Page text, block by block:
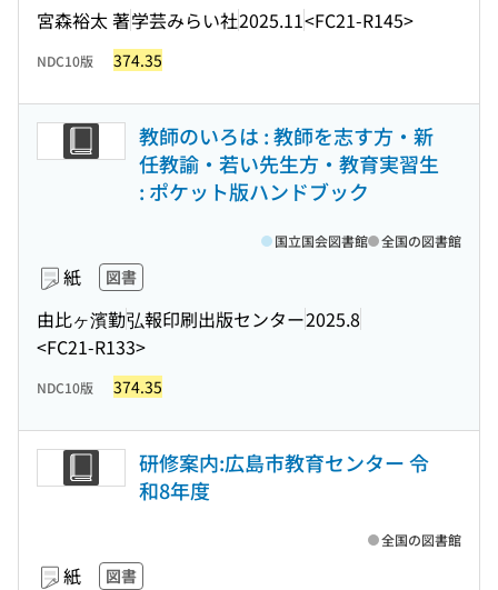
宮森裕太 著学芸みらい社2025.11<FC21-R145>
NDC10版 374.35
教師のいろは : 教師を志す方・新
任教諭・若い先生方・教育実習生
: ポケット版ハンドブック
紙 図書
由比ヶ濱勤弘報印刷出版センター2025.8
<FC21-R133>
国立国会図書館 全国の図書館
NDC10版 374.35
研修案内:広島市教育センター 令
和8年度
紙 図書
全国の図書館